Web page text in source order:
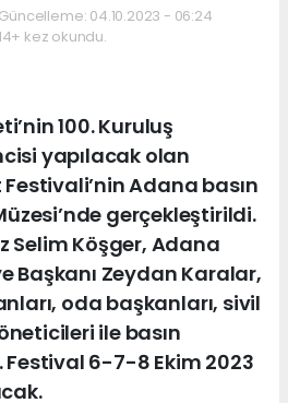
04.10.2023 - 06:24
kez okundu.
100. Kuruluş
yapılacak olan
Festivali’nin Adana basın
gerçekleştirildi.
Selim Köşger, Adana
Başkanı Zeydan Karalar,
oda başkanları, sivil
ile basın
Festival 6-7-8 Ekim 2023